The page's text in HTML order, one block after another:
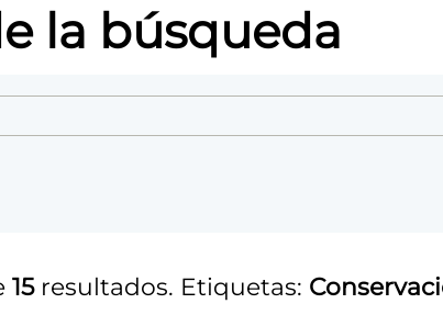
la búsqueda
15resultados. Etiquetas: